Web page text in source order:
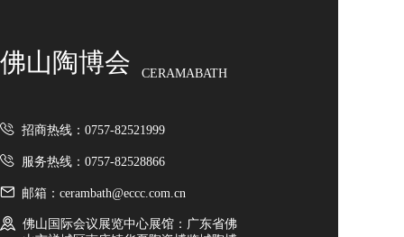
佛山陶博会 CERAMABATH
招商热线：0757-82521999
服务热线：0757-82528866
邮箱：cerambath@eccc.com.cn
佛山国际会议展览中心展馆：广东省佛